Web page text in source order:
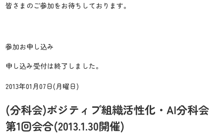
皆さまのご参加をお待ちしております。
参加お申し込み
申し込み受付は終了しました。
2013年01月07日(月曜日)
(分科会)ポジティブ組織活性化・AI分科会
第1回会合(2013.1.30開催)